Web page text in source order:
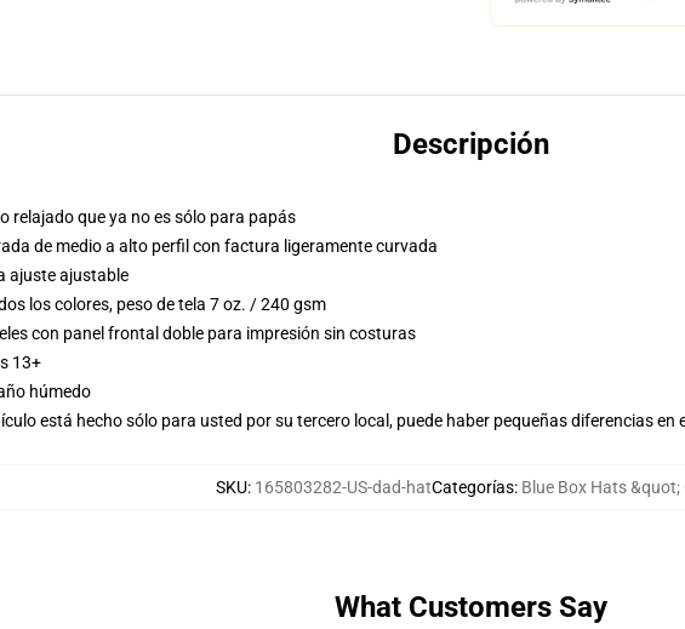
Descripción
relajado que ya no es sólo para papás
de medio a alto perfil con factura ligeramente curvada
ajuste ajustable
los colores, peso de tela 7 oz. / 240 gsm
con panel frontal doble para impresión sin costuras
13+
húmedo
está hecho sólo para usted por su tercero local, puede haber pequeñas diferencias en
SKU: 165803282-US-dad-hatCategorías: Blue Box Hats &quot;
What Customers Say